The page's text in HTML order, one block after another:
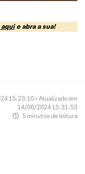
e abra a sua!
15:23:10 • Atualizado em
14/06/2024 15:31:53
5 minutos de leitura